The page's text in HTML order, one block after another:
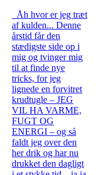
Åh hvor er jeg træt
af kulden... Denne
årstid får den
stædigste side op i
mig og tvinger mig
til at finde nye
tricks, for jeg
lignede en forvitret
krudtugle – JEG
VIL HA VARME,
FUGT OG
ENERGI – og så
faldt jeg over den
her drik og har nu
drukket den dagligt